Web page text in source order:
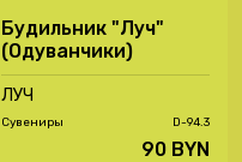
Будильник "Луч"
(Одуванчики)
ЛУЧ
Сувениры D-94.3
90 BYN